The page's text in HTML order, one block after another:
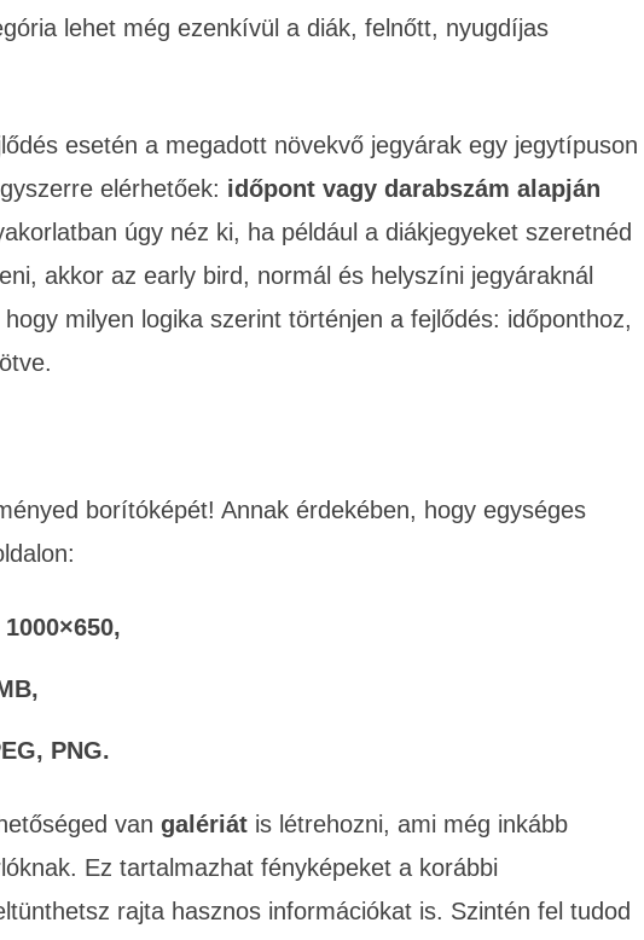
lehet még ezenkívül a diák, felnőtt, nyugdíjas
esetén a megadott növekvő jegyárak egy jegytípuson
elérhetőek: időpont vagy darabszám alapján
úgy néz ki, ha például a diákjegyeket szeretnéd
akkor az early bird, normál és helyszíni jegyáraknál
milyen logika szerint történjen a fejlődés: időponthoz,
borítóképét! Annak érdekében, hogy egységes
PNG.
van galériátis létrehozni, ami még inkább
Ez tartalmazhat fényképeket a korábbi
rajta hasznos információkat is. Szintén fel tudod